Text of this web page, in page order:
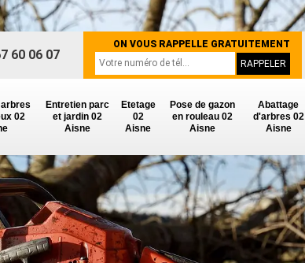
02
Entretien parc
et jardin 02
Aisne
Etetage
02
Aisne
Pose de gazon
en rouleau 02
Aisne
Abattage
d'arbres 02
Aisne
60 06 07
ON VOUS RAPPELLE GRATUITEMENT